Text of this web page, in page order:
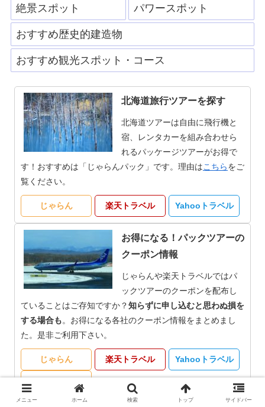
絶景スポット パワースポット
おすすめ歴史的建造物
おすすめ観光スポット・コース
北海道旅行ツアーを探す
北海道ツアーは自由に飛行機と
宿、レンタカーを組み合わせら
れるパッケージツアーがお得で
す！おすすめは「じゃらんパック」です。理由はこちらをご
覧ください。
じゃらん 楽天トラベル Yahooトラベル
お得になる！パックツアーの
クーポン情報
じゃらんや楽天トラベルではパ
ックツアーのクーポンを配布し
ていることはご存知ですか？知らずに申し込むと思わぬ損を
する場合も。お得になる各社のクーポン情報をまとめまし
た。是非ご利用下さい。
じゃらん 楽天トラベル Yahooトラベル
メニュー ホーム 検索 トップ サイドバー